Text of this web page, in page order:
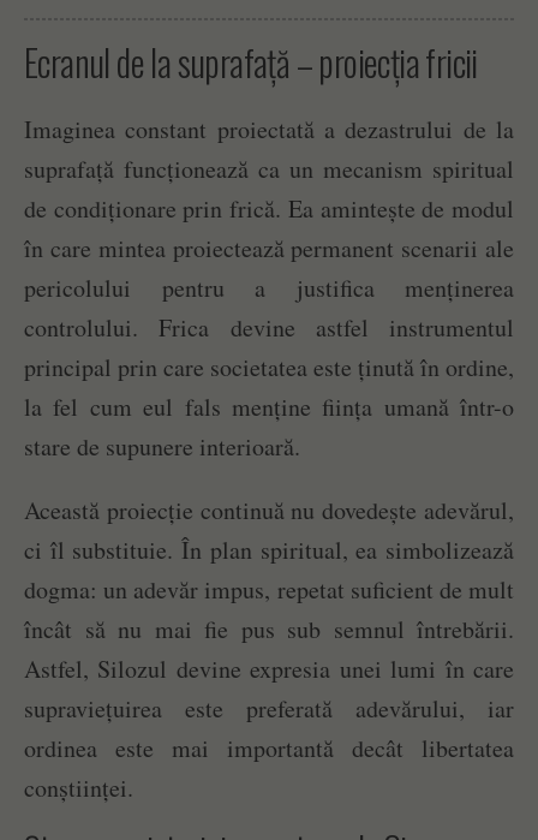
Ecranul de la suprafață – proiecția fricii
Imaginea constant proiectată a dezastrului de la
suprafață funcționează ca un mecanism spiritual
de condiționare prin frică. Ea amintește de modul
în care mintea proiectează permanent scenarii ale
pericolului pentru a justifica menținerea
controlului. Frica devine astfel instrumentul
principal prin care societatea este ținută în ordine,
la fel cum eul fals menține ființa umană într-o
stare de supunere interioară.
Această proiecție continuă nu dovedește adevărul,
ci îl substituie. În plan spiritual, ea simbolizează
dogma: un adevăr impus, repetat suficient de mult
încât să nu mai fie pus sub semnul întrebării.
Astfel, Silozul devine expresia unei lumi în care
supraviețuirea este preferată adevărului, iar
ordinea este mai importantă decât libertatea
conștiinței.